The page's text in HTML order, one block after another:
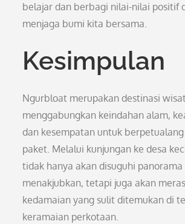
belajar dan berbagi nilai-nilai positif
menjaga bumi kita bersama.
Kesimpulan
Ngurbloat merupakan destinasi
menggabungkan keindahan alam,
dan kesempatan untuk
paket. Melalui kunjungan ke desa
tidak hanya akan disuguhi
menakjubkan, tetapi juga akan
kedamaian yang sulit ditemukan di
keramaian perkotaan.